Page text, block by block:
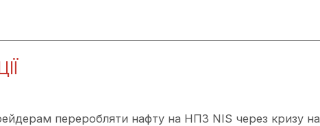
переробляти нафту на НПЗ NIS через кризу на